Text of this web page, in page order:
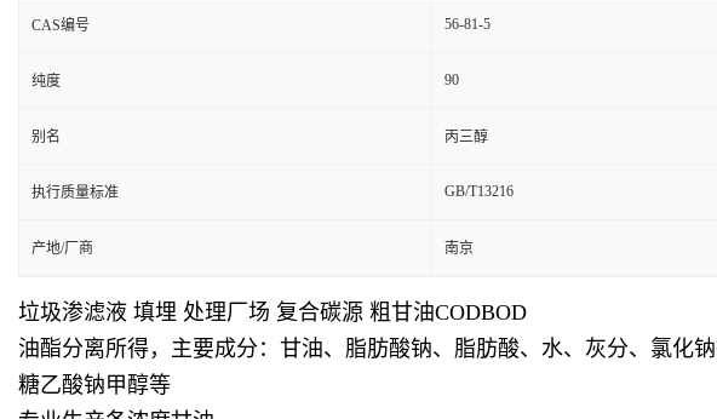
CAS编号 56-81-5
纯度 90
别名 丙三醇
执行质量标准 GB/T13216
产地/厂商 南京
垃圾渗滤液 填埋 处理厂场 复合碳源 粗甘油CODBOD
油酯分离所得，主要成分：甘油、脂肪酸钠、脂肪酸、水、灰分、氯化
糖乙酸钠甲醇等